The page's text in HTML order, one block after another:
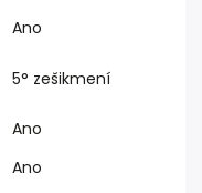
Ano
5° zešikmení
Ano
Ano